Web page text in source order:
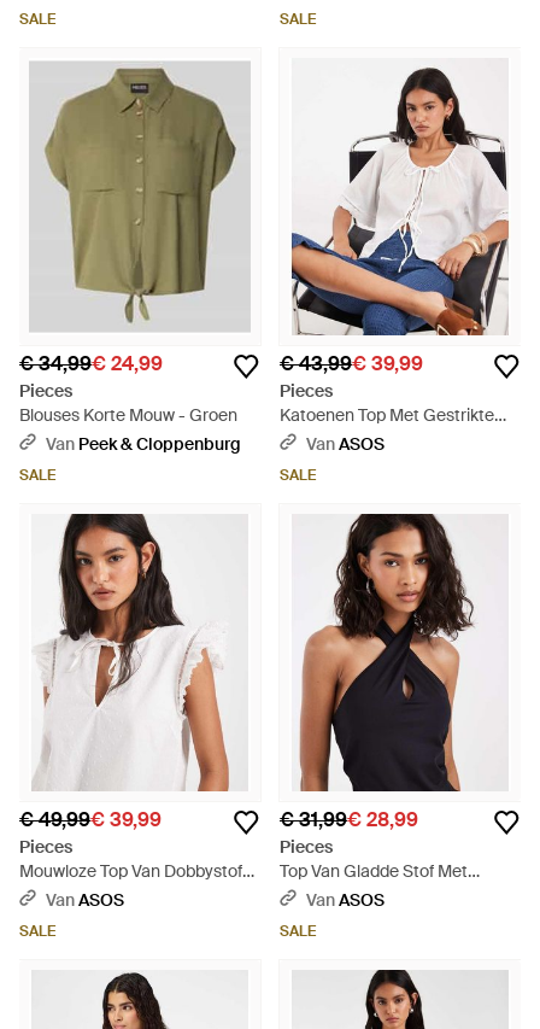
SALE SALE
€ 34,99€ 24,99
Pieces
Blouses Korte Mouw - Groen
Van Peek & Cloppenburg
SALE
€ 43,99€ 39,99
Pieces
Katoenen Top Met Gestrikte
Voorkant En Broderie Randen -
VanASOS
SALE
€ 49,99€ 39,99
Pieces
Mouwloze Top Van Dobbystof
Met Gestrikte Voorkant - Wit
VanASOS
SALE
€ 31,99€ 28,99
Pieces
Top Van Gladde Stof Met
Halternek En Gedraaide
VanASOS
SALE